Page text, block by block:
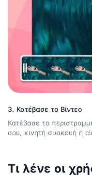
3. Κατέβασε το Βίντεο
Κατέβασε το
σου, κινητή συσκευή ή
Τι λένε οι